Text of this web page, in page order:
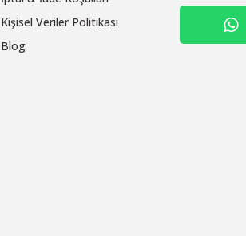
Kişisel Veriler Politikası
Blog